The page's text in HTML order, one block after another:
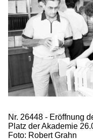
Nr. 26448 - Eröffnung
Platz der Akademie
Foto: Robert Grahn